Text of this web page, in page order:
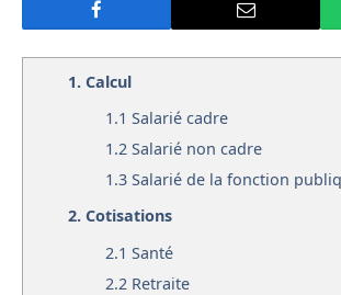
1. Calcul
1.1 Salarié cadre
1.2 Salarié non cadre
1.3 Salarié de la fonction
2. Cotisations
2.1 Santé
2.2 Retraite